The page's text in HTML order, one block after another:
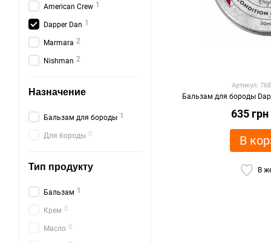
Артикул:
Бальзам для бороды
635 грн
В
В
American Crew 1
Dapper Dan 1
Marmara 2
Nishman 2
Назначение
Бальзам для бороды 1
Для бороды 0
Тип продукту
Бальзам 1
Крем 0
Масло 0